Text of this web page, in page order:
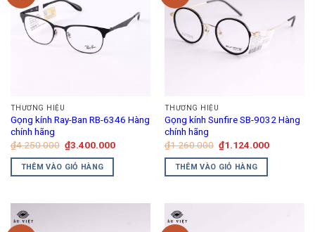
THƯƠNG HIỆU
Gọng kính Ray-Ban RB-6346 Hàng
chính hãng
₫4.250.000 Giá
gốc
là:
₫4.250.000.
₫3.400.000Giá
THÊM VÀO GIỎ HÀNG
THƯƠNG HIỆU
Gọng kính Sunfire SB-9032 Hàng
chính hãng
₫1.260.000 Giá
gốc
là:
₫1.260.000.
₫1.124.000Giá
THÊM VÀO GIỎ HÀNG